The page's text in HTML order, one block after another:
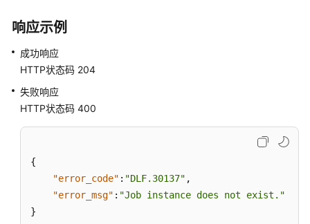
业
开
API
创
CreateJob
响应示例
成功响应
HTTP状态码 204
失败响应
HTTP状态码 400
{
"error_code" : "DLF.30137" ,
"error_msg" : "Job instance does not exist."
}